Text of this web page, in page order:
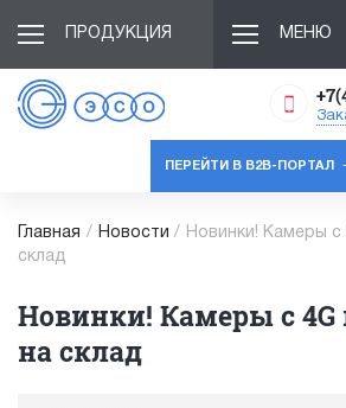
ПРОДУКЦИЯ МЕНЮ
ПЕРЕЙТИ В B2B-ПОРТАЛ
Главная / Новости /
Новинки! Камеры с
склад
Новинки! Камеры с 4G
на склад